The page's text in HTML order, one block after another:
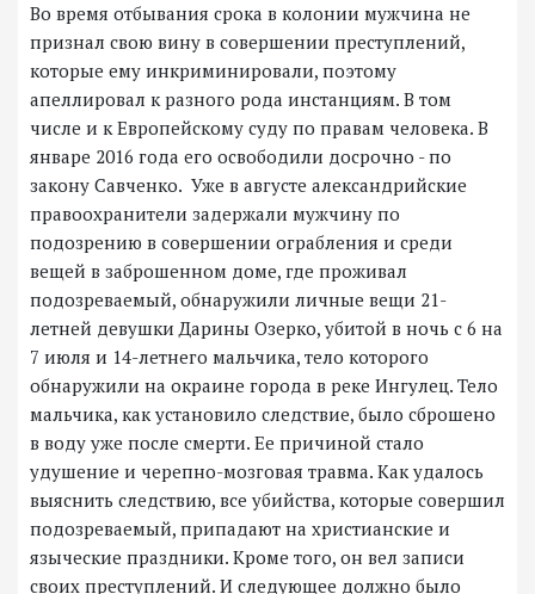
Во время отбывания срока в колонии мужчина не
признал свою вину в совершении преступлений,
которые ему инкриминировали, поэтому
апеллировал к разного рода инстанциям. В том
числе и к Европейскому суду по правам человека. В
январе 2016 года его освободили досрочно - по
закону Савченко. Уже в августе александрийские
правоохранители задержали мужчину по
подозрению в совершении ограбления и среди
вещей в заброшенном доме, где проживал
подозреваемый, обнаружили личные вещи 21-
летней девушки Дарины Озерко, убитой в ночь с 6 на
7 июля и 14-летнего мальчика, тело которого
обнаружили на окраине города в реке Ингулец. Тело
мальчика, как установило следствие, было сброшено
в воду уже после смерти. Ее причиной стало
удушение и черепно-мозговая травма. Как удалось
выяснить следствию, все убийства, которые совершил
подозреваемый, припадают на христианские и
языческие праздники. Кроме того, он вел записи
своих преступлений. И следующее должно было